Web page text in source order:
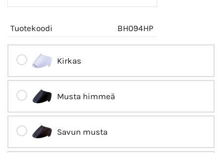
Tuotekoodi BH094HP
Kirkas
Musta himmeä
Savun musta